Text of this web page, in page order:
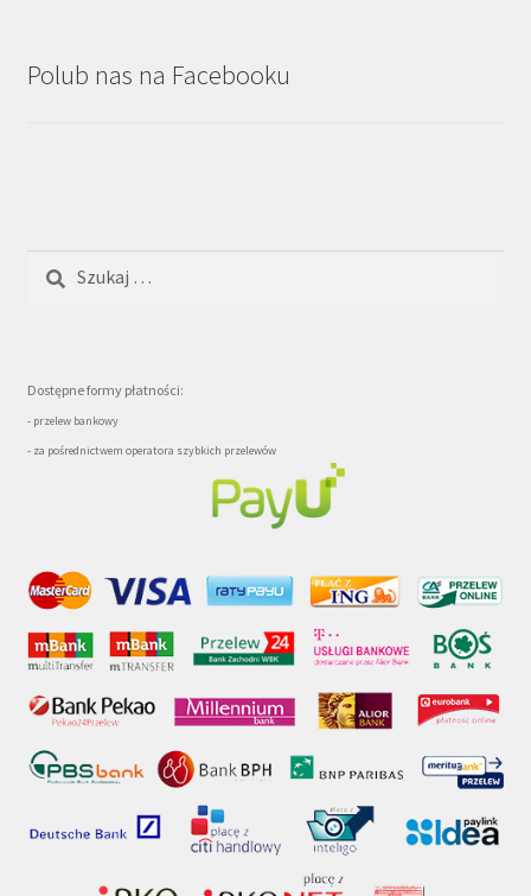
Polub nas na Facebooku
Szukaj:
Dostępne formy płatności:
- przelew bankowy
- za pośrednictwem operatora szybkich przelewów